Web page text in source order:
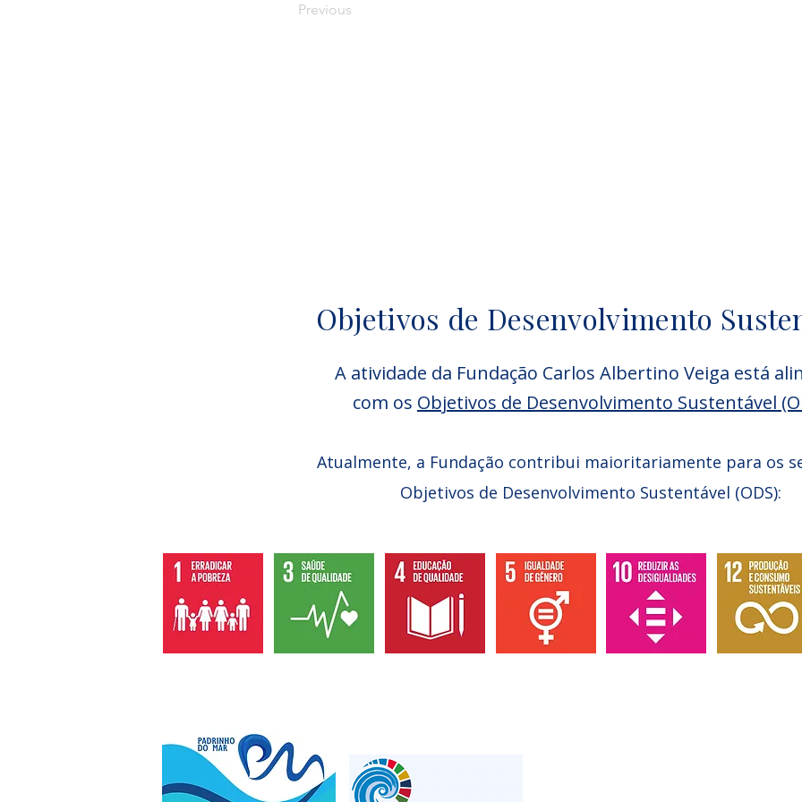
Previous
Objetivos de Desenvolvimento
A atividade da Fundação Carlos Albertino Veiga está
com os Objetivos de Desenvolvimento Sustentável
Atualmente, a Fundação contribui maioritariamente para os
Objetivos de Desenvolvimento Sustentável (ODS):